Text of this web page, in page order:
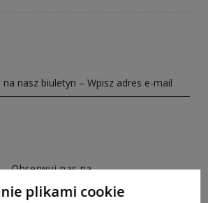
na nasz biuletyn – Wpisz adres e-mail
Obserwuj nas na
plikami cookie